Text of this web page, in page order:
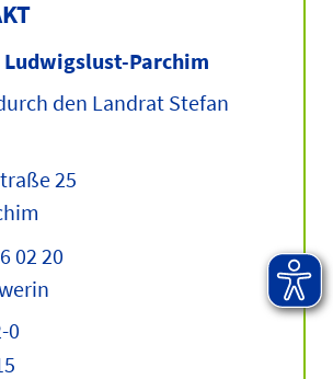
Parchim
den Landrat Stefan
25
02 20
0